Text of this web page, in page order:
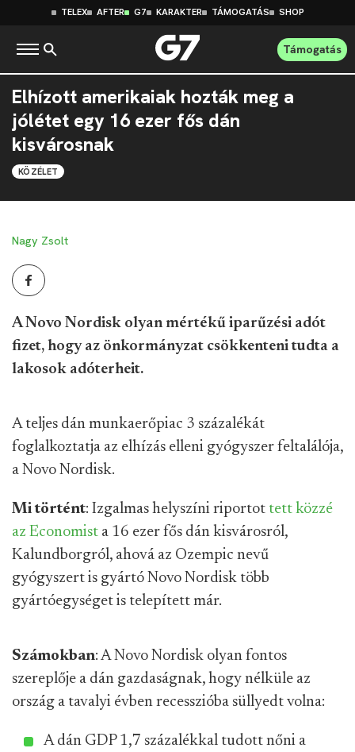
TELEX AFTER G7 KARAKTER TÁMOGATÁS SHOP
Támogatás
Elhízott amerikaiak hozták meg a
jólétet egy 16 ezer fős dán
kisvárosnak
KÖZÉLET
Nagy Zsolt
A Novo Nordisk olyan mértékű iparűzési adót
fizet, hogy az önkormányzat csökkenteni tudta a
lakosok adóterheit.
A teljes dán munkaerőpiac 3 százalékát
foglalkoztatja az elhízás elleni gyógyszer feltalálója,
a Novo Nordisk.
Mi történt: Izgalmas helyszíni riportot tett közzé
az Economist a 16 ezer fős dán kisvárosról,
Kalundborgról, ahová az Ozempic nevű
gyógyszert is gyártó Novo Nordisk több
gyártóegységet is telepített már.
Számokban: A Novo Nordisk olyan fontos
szereplője a dán gazdaságnak, hogy nélküle az
ország a tavalyi évben recesszióba süllyedt volna:
A dán GDP 1,7 százalékkal tudott nőni a